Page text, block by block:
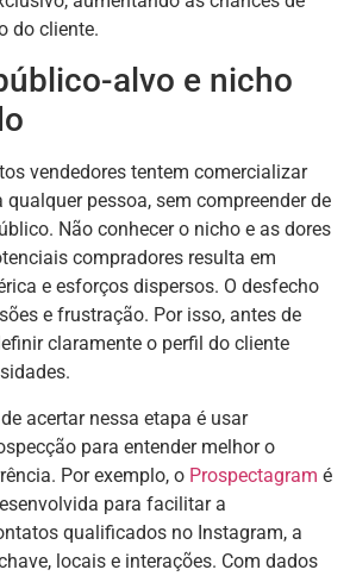
do cliente.
alvo e nicho
vendedores tentem comercializar
qualquer pessoa, sem compreender de
Não conhecer o nicho e as dores
compradores resulta em
e esforços dispersos. O desfecho
e frustração. Por isso, antes de
claramente o perfil do cliente
acertar nessa etapa é usar
para entender melhor o
Por exemplo, o Prospectagram é
para facilitar a
qualificados no Instagram, a
locais e interações. Com dados